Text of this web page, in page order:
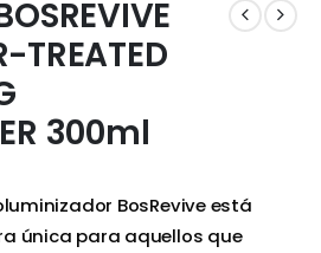
TREATED
300ml
BosRevive está
única para aquellos que